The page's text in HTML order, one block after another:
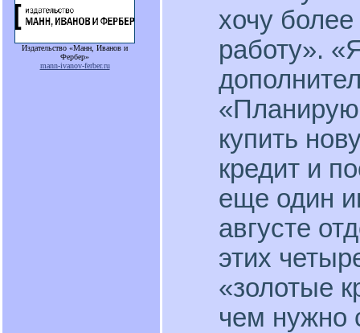
Издательство «Манн, Иванов и
Фербер»
mann-ivanov-ferber.ru
хочу
работу».
«Планирую
купить
кредит и
еще один
августе
этих
«золотые
чем нужно